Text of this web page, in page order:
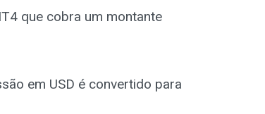
que cobra um montante
em USD é convertido para